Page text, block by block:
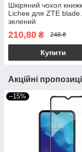
Шкіряний чохол
Lichee для ZTE blade
зелений
210,80 ₴ 248 ₴
Купити
Акційні
–15%